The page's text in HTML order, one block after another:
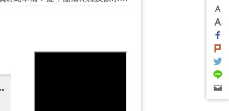
擔，安心居住在臺南